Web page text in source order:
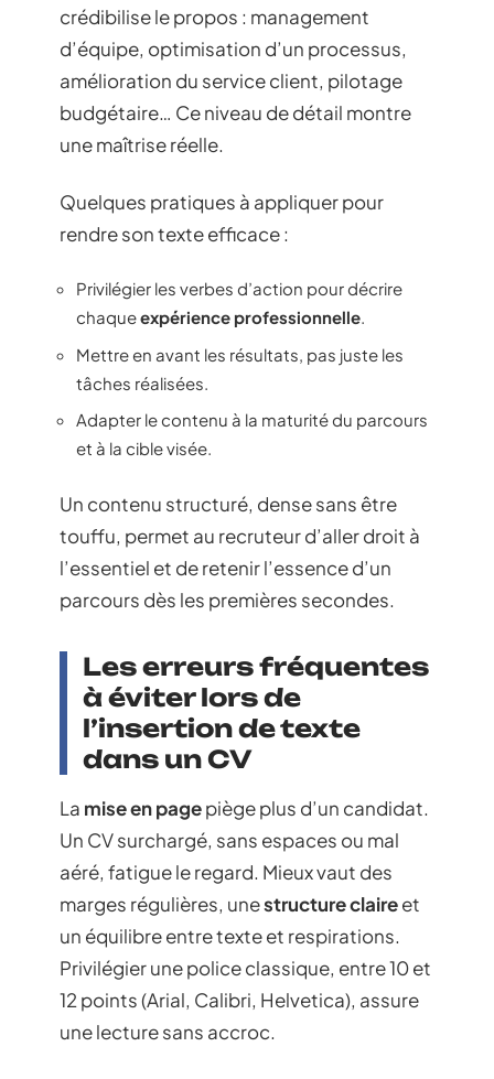
crédibilise le propos : management
d’équipe, optimisation d’un processus,
amélioration du service client, pilotage
budgétaire… Ce niveau de détail montre
une maîtrise réelle.
Quelques pratiques à appliquer pour
rendre son texte efficace :
Privilégier les verbes d’action pour décrire
chaqueexpérience professionnelle.
Mettre en avant les résultats, pas juste les
tâches réalisées.
Adapter le contenu à la maturité du parcours
et à la cible visée.
Un contenu structuré, dense sans être
touffu, permet au recruteur d’aller droit à
l’essentiel et de retenir l’essence d’un
parcours dès les premières secondes.
Les erreurs fréquentes
à éviter lors de
l’insertion de texte
dans un CV
La mise en pagepiège plus d’un candidat.
Un CV surchargé, sans espaces ou mal
aéré, fatigue le regard. Mieux vaut des
marges régulières, unestructure claireet
un équilibre entre texte et respirations.
Privilégier une police classique, entre 10 et
12 points (Arial, Calibri, Helvetica), assure
une lecture sans accroc.